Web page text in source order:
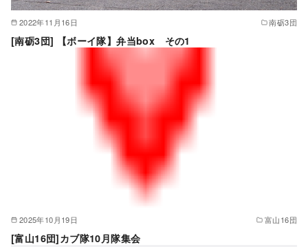
2022年11月16日 南砺3団
[南砺3団] 【ボーイ隊】弁当box その1
2025年10月19日 富山16団
[富山16団]カブ隊10月隊集会